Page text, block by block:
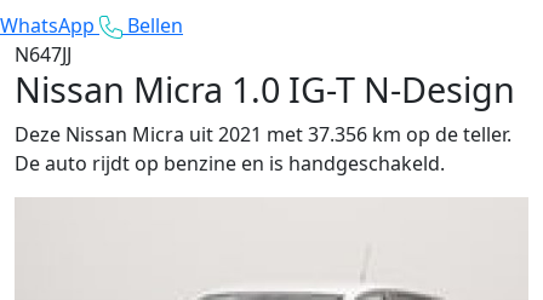
WhatsApp
Bellen
N647JJ
Nissan Micra 1.0 IG-T N-Design
Deze Nissan Micra uit 2021 met 37.356 km op de teller.
De auto rijdt op benzine en is handgeschakeld.